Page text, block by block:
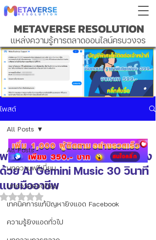
METAVERSE RESOLUTION
แหล่งความรู้การตลาดออนไลน์ครบวงจร
โพสต์
All Posts
บทความพรีเมี่ยม
บทความยอดนิยม
เทคนิคการแก้ปัญหายิงแอด Facebook
ความรู้ยิงแอดทั่วไป
All Posts
พลิกวงการคอนเทนต์! สร้างเพลง
ด้วย AI Gemini Music 30 วินาที
แบบมืออาชีพ
ได้รับ NaN เต็ม 5 ดาว